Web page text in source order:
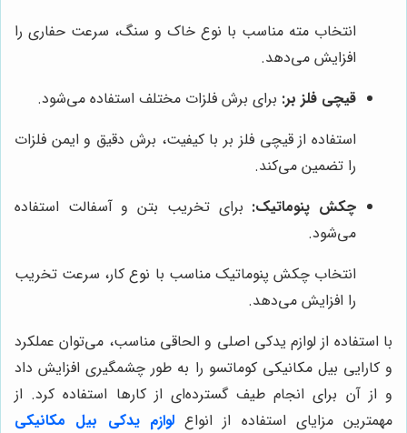
انتخاب مته مناسب با نوع خاک و سنگ، سرعت حفاری را
افزایش می‌دهد.
قیچی فلز بر: برای برش فلزات مختلف استفاده می‌شود.
استفاده از قیچی فلز بر با کیفیت، برش دقیق و ایمن فلزات
را تضمین می‌کند.
چکش پنوماتیک: برای تخریب بتن و آسفالت استفاده
می‌شود.
انتخاب چکش پنوماتیک مناسب با نوع کار، سرعت تخریب
را افزایش می‌دهد.
با استفاده از لوازم یدکی اصلی و الحاقی مناسب، می‌توان عملکرد
و کارایی بیل مکانیکی کوماتسو را به طور چشمگیری افزایش داد
و از آن برای انجام طیف گسترده‌ای از کارها استفاده کرد. از
مهمترین مزایای استفاده از انواعلوازم یدکی بیل مکانیکی